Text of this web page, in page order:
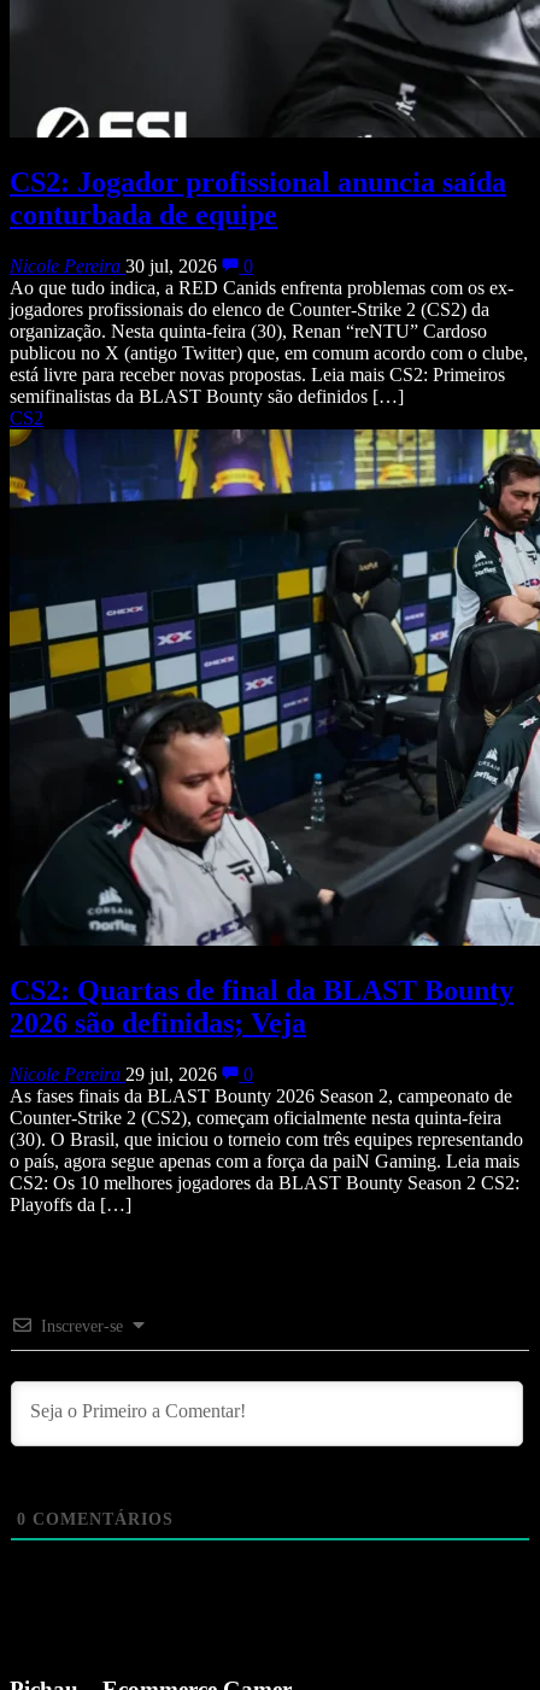
CS2: Jogador profissional anuncia saída
conturbada de equipe
Nicole Pereira 30 jul, 2026
0
Ao que tudo indica, a RED Canids enfrenta problemas com os ex-
jogadores profissionais do elenco de Counter-Strike 2 (CS2) da
organização. Nesta quinta-feira (30), Renan “reNTU” Cardoso
publicou no X (antigo Twitter) que, em comum acordo com o clube,
está livre para receber novas propostas. Leia mais CS2: Primeiros
semifinalistas da BLAST Bounty são definidos […]
CS2
CS2: Quartas de final da BLAST Bounty
2026 são definidas; Veja
Nicole Pereira 29 jul, 2026
0
As fases finais da BLAST Bounty 2026 Season 2, campeonato de
Counter-Strike 2 (CS2), começam oficialmente nesta quinta-feira
(30). O Brasil, que iniciou o torneio com três equipes representando
o país, agora segue apenas com a força da paiN Gaming. Leia mais
CS2: Os 10 melhores jogadores da BLAST Bounty Season 2 CS2:
Playoffs da […]
Inscrever-se
0 COMENTÁRIOS